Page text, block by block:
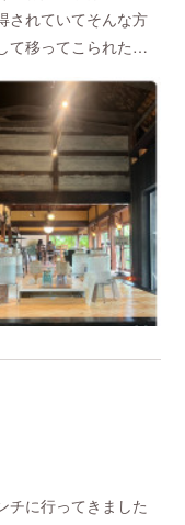
されていてそんな方
て移ってこられた…
チに行ってきました